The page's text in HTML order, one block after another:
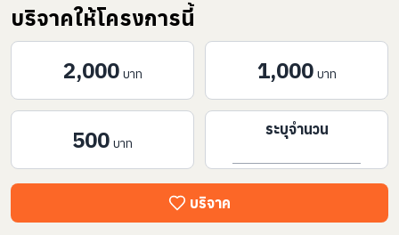
บริจาคให้โครงการนี้
2,000 บาท 1,000 บาท
500 บาท
ระบุจำนวน
บริจาค